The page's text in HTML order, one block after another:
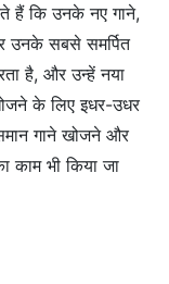
हैं कि उनके नए गाने,
उनके सबसे समर्पित
है, और उन्हें नया
के लिए इधर-उधर
गाने खोजने और
काम भी किया जा